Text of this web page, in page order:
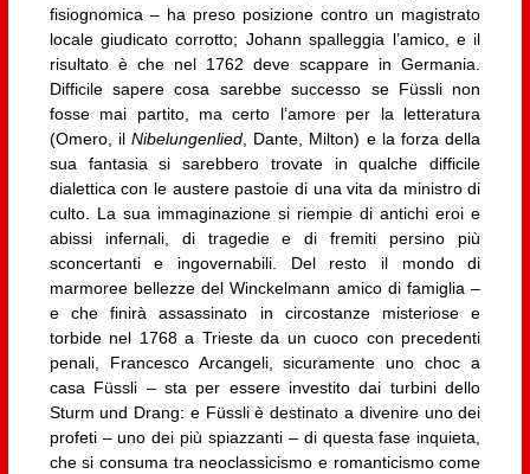
fisiognomica – ha preso posizione contro un magistrato
locale giudicato corrotto; Johann spalleggia l’amico, e il
risultato è che nel 1762 deve scappare in Germania.
Difficile sapere cosa sarebbe successo se Füssli non
fosse mai partito, ma certo l’amore per la letteratura
(Omero, ilNibelungenlied , Dante, Milton) e la forza della
sua fantasia si sarebbero trovate in qualche difficile
dialettica con le austere pastoie di una vita da ministro di
culto. La sua immaginazione si riempie di antichi eroi e
abissi infernali, di tragedie e di fremiti persino più
sconcertanti e ingovernabili. Del resto il mondo di
marmoree bellezze del Winckelmann amico di famiglia –
e che finirà assassinato in circostanze misteriose e
torbide nel 1768 a Trieste da un cuoco con precedenti
penali, Francesco Arcangeli, sicuramente uno choc a
casa Füssli – sta per essere investito dai turbini dello
Sturm und Drang: e Füssli è destinato a divenire uno dei
profeti – uno dei più spiazzanti – di questa fase inquieta,
che si consuma tra neoclassicismo e romanticismo come